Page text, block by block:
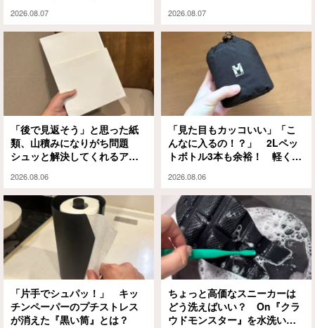
解
2026.08.07 2026.08.07
「後で見返そう」と思った紙
類、山積みになりがち問題
シュッと解決してくれるアイ
2026.08.06
「見た目もカッコいい」「こ
んなに入るの！？」 2Lペッ
トボトル3本も余裕！ 軽くて
ッグが大正解
2026.08.06
「片手でシュパッ！」 キッ
チンペーパーのプチストレス
が消えた『黒い筒』とは？
ちょっと高価なスニーカーは
どう洗えばいい？ On『クラ
ウドモンスター』を水洗いと